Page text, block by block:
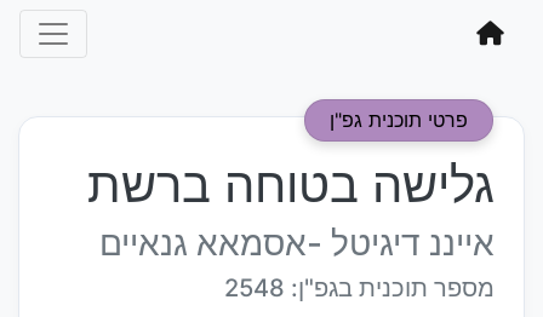
פרטי תוכנית גפ"ן
גלישה בטוחה ברשת
אייננ דיגיטל -אסמאא גנאיים
מספר תוכנית בגפ"ן: 2548